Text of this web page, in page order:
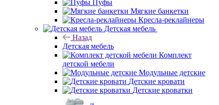
Пуфы
Мягкие банкетки
Кресла-реклайнеры
Детская мебель
Назад
Детская мебель
Комплект
детской мебели
Модульные детские
Детские кровати
Детские кроватки